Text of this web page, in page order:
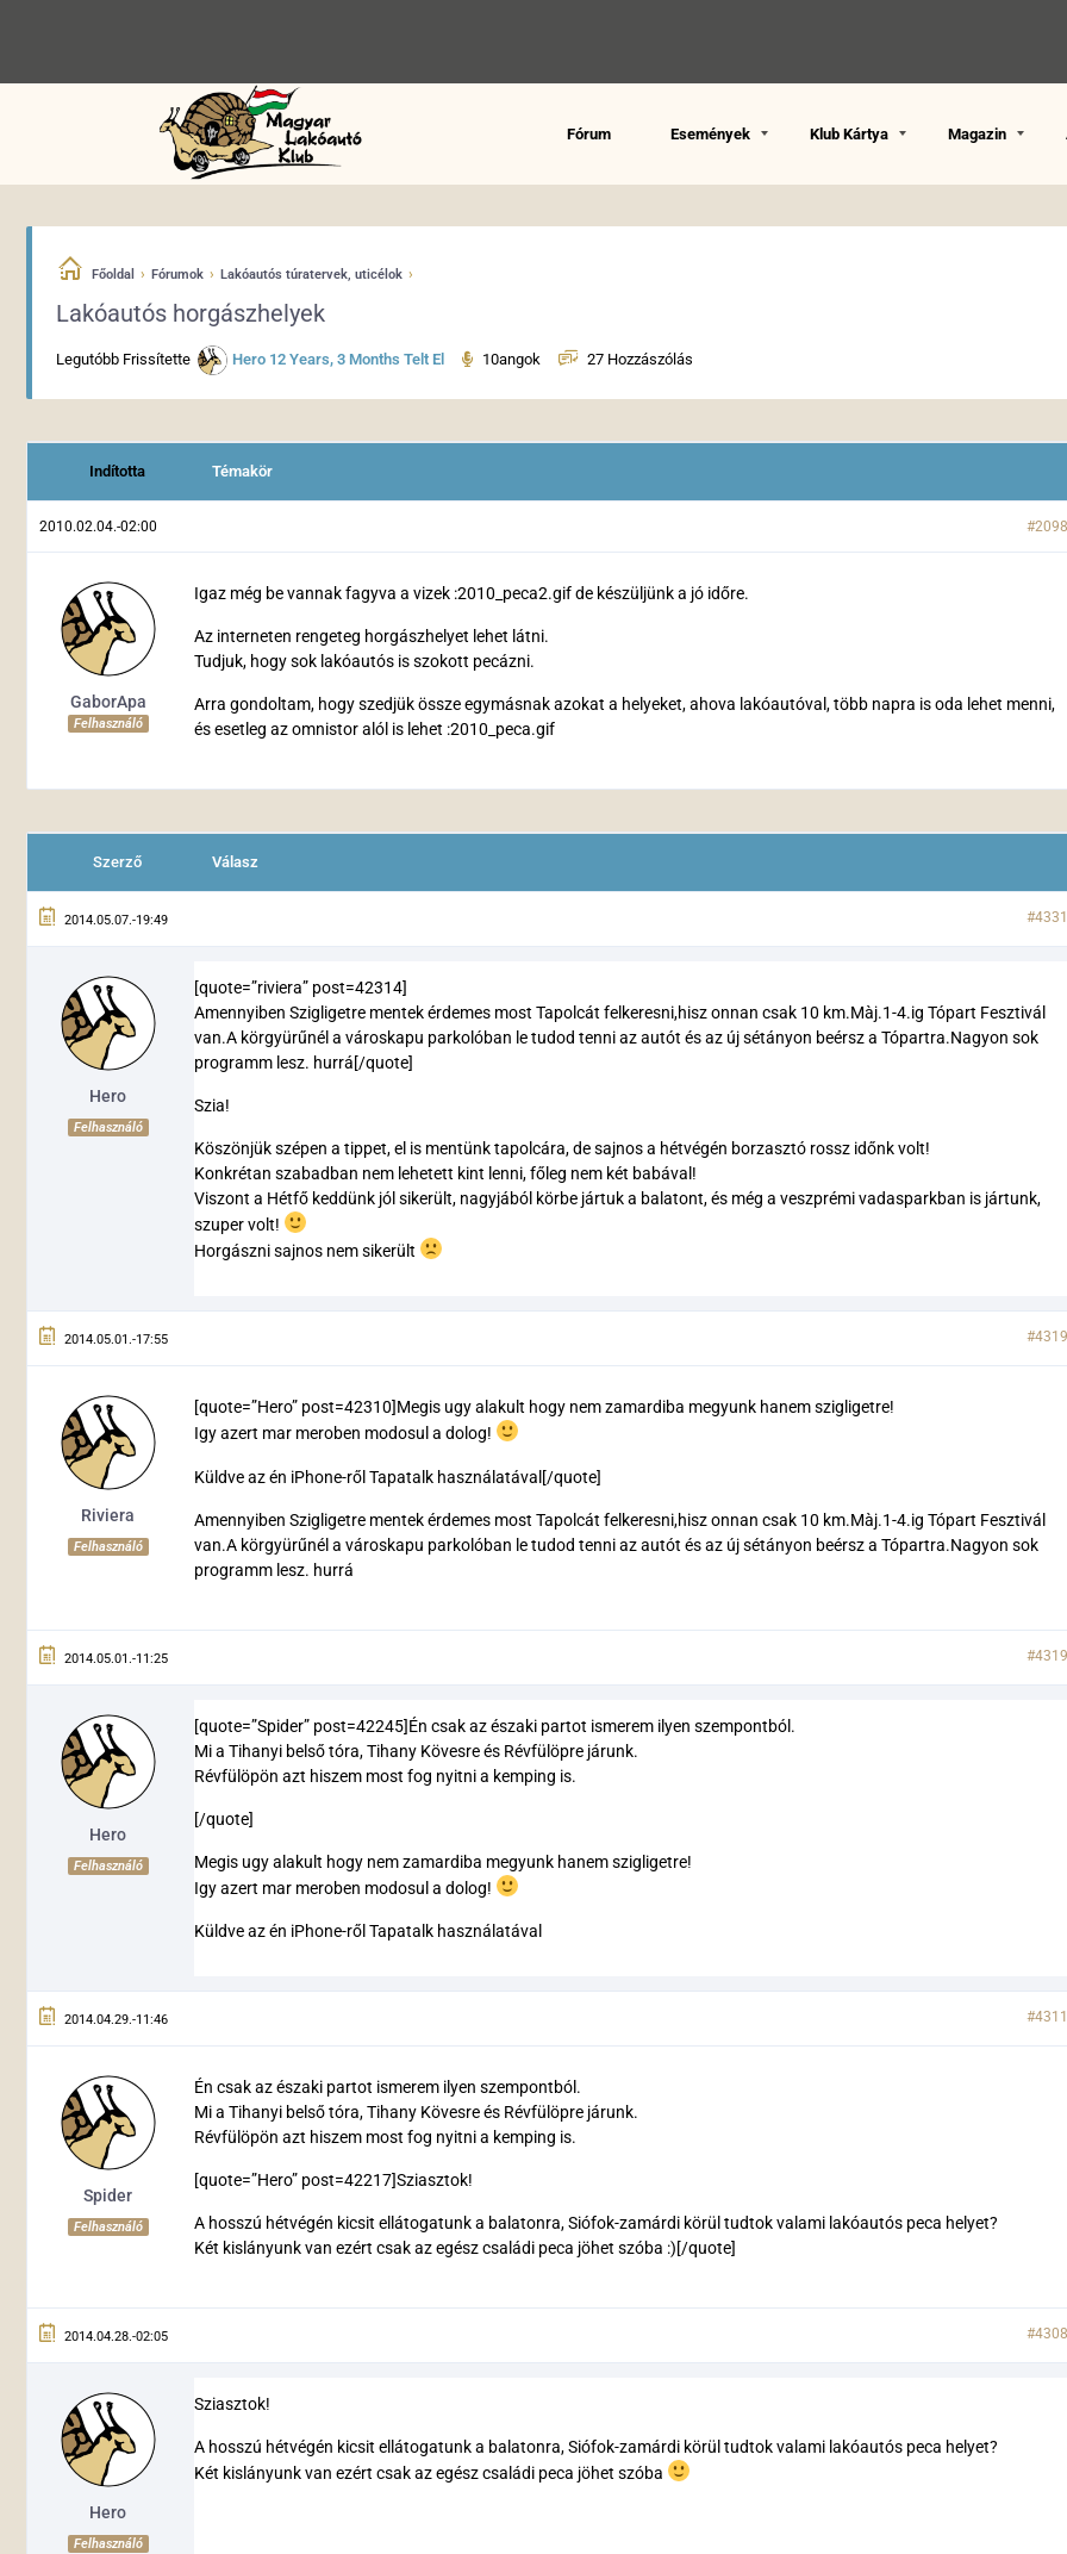
Fórum Események Klub Kártya Magazin
Főoldal › Fórumok › Lakóautós túratervek, uticélok ›
Lakóautós horgászhelyek
Legutóbb Frissítette Hero 12 Years, 3 Months Telt El 10angok 27 Hozzászólás
Indította Témakör
2010.02.04.-02:00
GaborApa
Felhasználó
Igaz még be vannak fagyva a vizek :2010_peca2.gif de készüljünk a jó időre.
Az interneten rengeteg horgászhelyet lehet látni.
Tudjuk, hogy sok lakóautós is szokott pecázni.
Arra gondoltam, hogy szedjük össze egymásnak azokat a helyeket, ahova lakóautóval, több napra is oda lehet menni,
és esetleg az omnistor alól is lehet :2010_peca.gif
Szerző Válasz
2014.05.07.-19:49
Hero
Felhasználó
[quote=”riviera” post=42314]
Amennyiben Szigligetre mentek érdemes most Tapolcát felkeresni,hisz onnan csak 10 km.Màj.1-4.ig Tópart Fesztivál
van.A körgyürűnél a városkapu parkolóban le tudod tenni az autót és az új sétányon beérsz a Tópartra.Nagyon sok
programm lesz. hurrá[/quote]
Szia!
Köszönjük szépen a tippet, el is mentünk tapolcára, de sajnos a hétvégén borzasztó rossz időnk volt!
Konkrétan szabadban nem lehetett kint lenni, főleg nem két babával!
Viszont a Hétfő keddünk jól sikerült, nagyjából körbe jártuk a balatont, és még a veszprémi vadasparkban is jártunk,
szuper volt!
Horgászni sajnos nem sikerült
2014.05.01.-17:55
Riviera
Felhasználó
[quote=”Hero” post=42310]Megis ugy alakult hogy nem zamardiba megyunk hanem szigligetre!
Igy azert mar meroben modosul a dolog!
Küldve az én iPhone-ről Tapatalk használatával[/quote]
Amennyiben Szigligetre mentek érdemes most Tapolcát felkeresni,hisz onnan csak 10 km.Màj.1-4.ig Tópart Fesztivál
van.A körgyürűnél a városkapu parkolóban le tudod tenni az autót és az új sétányon beérsz a Tópartra.Nagyon sok
programm lesz. hurrá
2014.05.01.-11:25
Hero
Felhasználó
[quote=”Spider” post=42245]Én csak az északi partot ismerem ilyen szempontból.
Mi a Tihanyi belső tóra, Tihany Kövesre és Révfülöpre járunk.
Révfülöpön azt hiszem most fog nyitni a kemping is.
[/quote]
Megis ugy alakult hogy nem zamardiba megyunk hanem szigligetre!
Igy azert mar meroben modosul a dolog!
Küldve az én iPhone-ről Tapatalk használatával
2014.04.29.-11:46
Spider
Felhasználó
Én csak az északi partot ismerem ilyen szempontból.
Mi a Tihanyi belső tóra, Tihany Kövesre és Révfülöpre járunk.
Révfülöpön azt hiszem most fog nyitni a kemping is.
[quote=”Hero” post=42217]Sziasztok!
A hosszú hétvégén kicsit ellátogatunk a balatonra, Siófok-zamárdi körül tudtok valami lakóautós peca helyet?
Két kislányunk van ezért csak az egész családi peca jöhet szóba :)[/quote]
2014.04.28.-02:05
Hero
Felhasználó
Sziasztok!
A hosszú hétvégén kicsit ellátogatunk a balatonra, Siófok-zamárdi körül tudtok valami lakóautós peca helyet?
Két kislányunk van ezért csak az egész családi peca jöhet szóba